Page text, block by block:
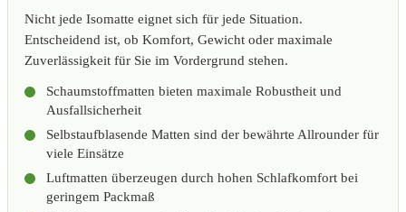
Nicht jede Isomatte eignet sich für jede Situation.
Entscheidend ist, ob Komfort, Gewicht oder maximale
Zuverlässigkeit für Sie im Vordergrund stehen.
Schaumstoffmatten bieten maximale Robustheit und
Ausfallsicherheit
Selbstaufblasende Matten sind der bewährte Allrounder für
viele Einsätze
Luftmatten überzeugen durch hohen Schlafkomfort bei
geringem Packmaß